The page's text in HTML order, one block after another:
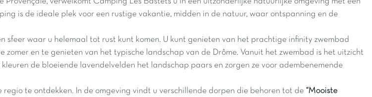
is de ideale plek voor een rustige vakantie, midden in de natuur, waar ontspanning en de
waar u helemaal tot rust kunt komen. U kunt genieten van het prachtige infinity zwembad
en te genieten van het typische landschap van de Drôme. Vanuit het zwembad is het uitzicht
de bloeiende lavendelvelden het landschap paars en zorgen ze voor adembenemende
te ontdekken. In de omgeving vindt u verschillende dorpen die behoren tot de “Mooiste